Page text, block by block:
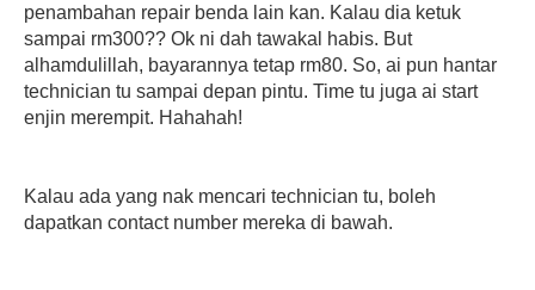
penambahan repair benda lain kan. Kalau dia ketuk
sampai rm300?? Ok ni dah tawakal habis. But
alhamdulillah, bayarannya tetap rm80. So, ai pun hantar
technician tu sampai depan pintu. Time tu juga ai start
enjin merempit. Hahahah!
Kalau ada yang nak mencari technician tu, boleh
dapatkan contact number mereka di bawah.